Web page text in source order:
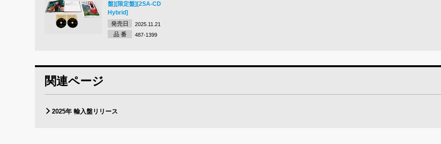
盤][限定盤][2SA-CD
Hybrid]
発売日
2025.11.21
品 番 487-1399
関連ページ
2025年 輸入盤リリース